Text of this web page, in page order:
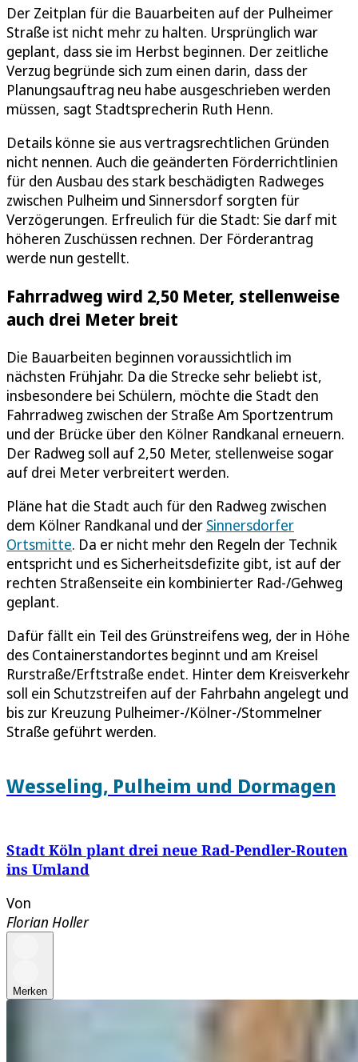
Der Zeitplan für die Bauarbeiten auf der Pulheimer
Straße ist nicht mehr zu halten. Ursprünglich war
geplant, dass sie im Herbst beginnen. Der zeitliche
Verzug begründe sich zum einen darin, dass der
Planungsauftrag neu habe ausgeschrieben werden
müssen, sagt Stadtsprecherin Ruth Henn.
Details könne sie aus vertragsrechtlichen Gründen
nicht nennen. Auch die geänderten Förderrichtlinien
für den Ausbau des stark beschädigten Radweges
zwischen Pulheim und Sinnersdorf sorgten für
Verzögerungen. Erfreulich für die Stadt: Sie darf mit
höheren Zuschüssen rechnen. Der Förderantrag
werde nun gestellt.
Fahrradweg wird 2,50 Meter, stellenweise
auch drei Meter breit
Die Bauarbeiten beginnen voraussichtlich im
nächsten Frühjahr. Da die Strecke sehr beliebt ist,
insbesondere bei Schülern, möchte die Stadt den
Fahrradweg zwischen der Straße Am Sportzentrum
und der Brücke über den Kölner Randkanal erneuern.
Der Radweg soll auf 2,50 Meter, stellenweise sogar
auf drei Meter verbreitert werden.
Pläne hat die Stadt auch für den Radweg zwischen
dem Kölner Randkanal und der Sinnersdorfer
Ortsmitte. Da er nicht mehr den Regeln der Technik
entspricht und es Sicherheitsdefizite gibt, ist auf der
rechten Straßenseite ein kombinierter Rad-/Gehweg
geplant.
Dafür fällt ein Teil des Grünstreifens weg, der in Höhe
des Containerstandortes beginnt und am Kreisel
Rurstraße/Erftstraße endet. Hinter dem Kreisverkehr
soll ein Schutzstreifen auf der Fahrbahn angelegt und
bis zur Kreuzung Pulheimer-/Kölner-/Stommelner
Straße geführt werden.
Wesseling, Pulheim und Dormagen
Stadt Köln plant drei neue Rad-Pendler-Routen
ins Umland
Von
Florian Holler
Merken